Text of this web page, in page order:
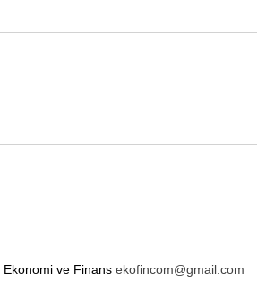
Ekonomi ve Finans ekofincom@gmail.com